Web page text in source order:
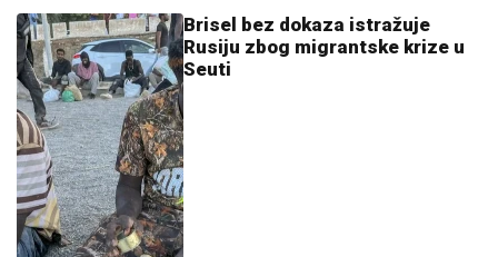
Brisel bez dokaza istražuje
Rusiju zbog migrantske krize u
Seuti